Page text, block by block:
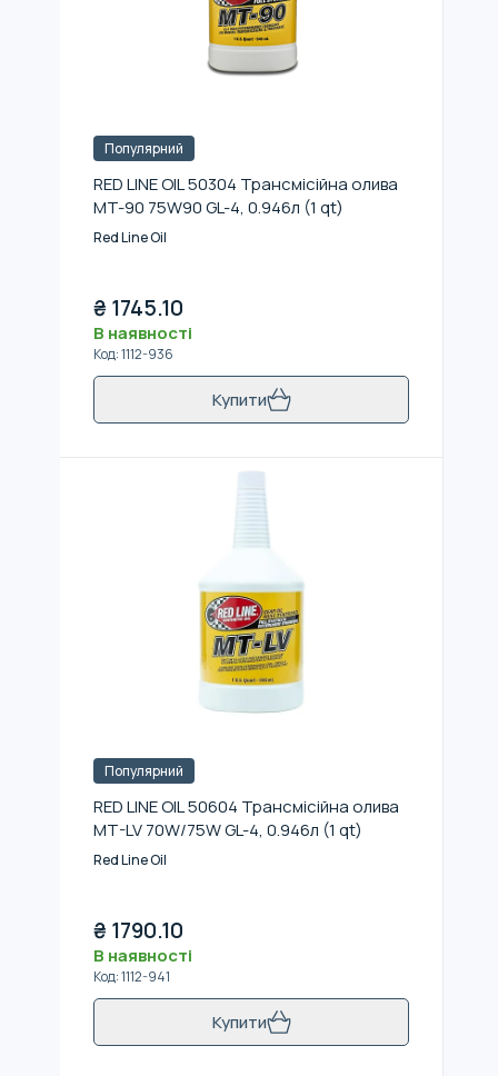
Популярний
RED LINE OIL 50304 Трансмісійна олива
MT-90 75W90 GL-4, 0.946л (1 qt)
Red Line Oil
₴ 1745.10
В наявності
Код:1112-936
Купити
Популярний
RED LINE OIL 50604 Трансмісійна олива
MT-LV 70W/75W GL-4, 0.946л (1 qt)
Red Line Oil
₴ 1790.10
В наявності
Код:1112-941
Купити